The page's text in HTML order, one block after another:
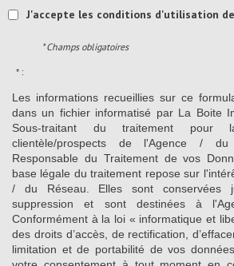
J'accepte les conditions d'utilisation
* Champs obligatoires
* :
Les informations recueillies sur ce
dans un fichier informatisé par La Boite
Sous-traitant du traitement
clientèle/prospects de l'Agence /
Responsable du Traitement de vos
base légale du traitement repose sur
/ du Réseau. Elles sont conservées
suppression et sont destinées à
Conformément à la loi « informatique et
des droits d’accès, de rectification,
limitation et de portabilité de vos